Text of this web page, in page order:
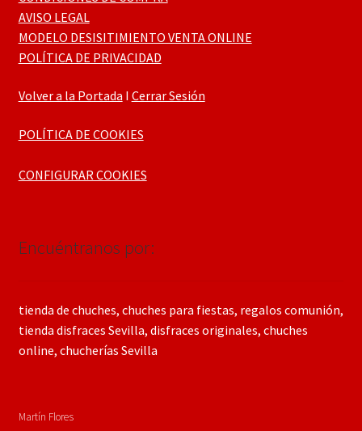
AVISO LEGAL
MODELO DESISITIMIENTO VENTA ONLINE
POLÍTICA DE PRIVACIDAD
Volver a la Portada I Cerrar Sesión
POLÍTICA DE COOKIES
CONFIGURAR COOKIES
Encuéntranos por:
tienda de chuches, chuches para fiestas, regalos comunión,
tienda disfraces Sevilla, disfraces originales, chuches
online, chucherías Sevilla
Martín Flores